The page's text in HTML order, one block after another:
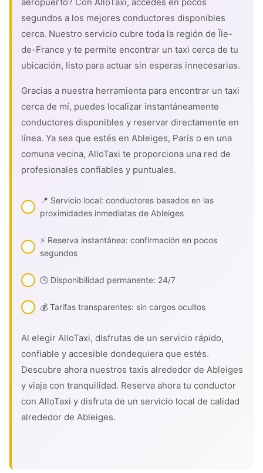
segundos a los mejores conductores disponibles
cerca. Nuestro servicio cubre toda la región de Île-
de-France y te permite encontrar un taxi cerca de tu
ubicación, listo para actuar sin esperas innecesarias.
Gracias a nuestra herramienta para encontrar un taxi
cerca de mí, puedes localizar instantáneamente
conductores disponibles y reservar directamente en
línea. Ya sea que estés en Ableiges, París o en una
comuna vecina, AlloTaxi te proporciona una red de
profesionales confiables y puntuales.
📍 Servicio local: conductores basados en las
proximidades inmediatas de Ableiges
⚡ Reserva instantánea: confirmación en pocos
segundos
🕒 Disponibilidad permanente: 24/7
💰 Tarifas transparentes: sin cargos ocultos
Al elegir AlloTaxi, disfrutas de un servicio rápido,
confiable y accesible dondequiera que estés.
Descubre ahora nuestros taxis alrededor de Ableiges
y viaja con tranquilidad. Reserva ahora tu conductor
con AlloTaxi y disfruta de un servicio local de calidad
alrededor de Ableiges.